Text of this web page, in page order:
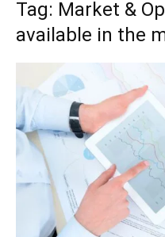
Tag: Market &
available in the